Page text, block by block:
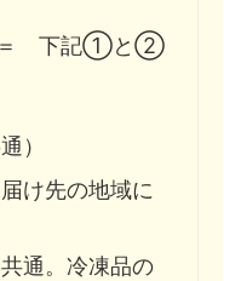
＝ 下記①と②
）
け先の地域に
通。冷凍品の